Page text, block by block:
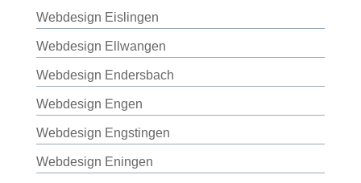
Webdesign Eislingen
Webdesign Ellwangen
Webdesign Endersbach
Webdesign Engen
Webdesign Engstingen
Webdesign Eningen